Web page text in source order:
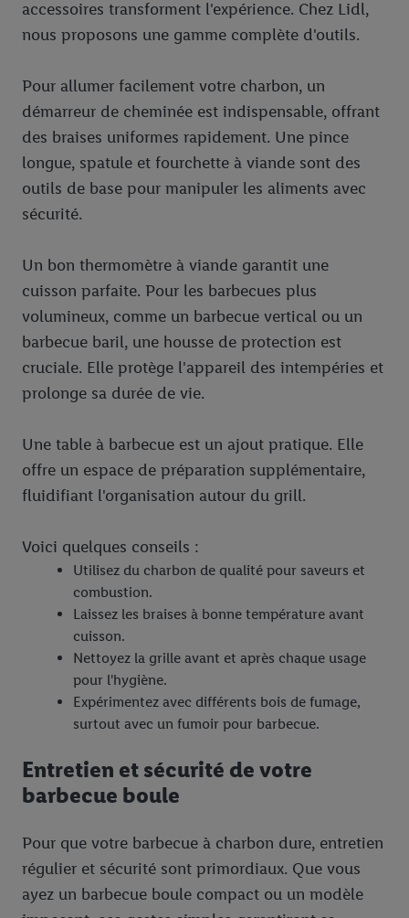
accessoires transforment l'expérience. Chez Lidl,
nous proposons une gamme complète d'outils.
Pour allumer facilement votre charbon, un
démarreur de cheminée est indispensable, offrant
des braises uniformes rapidement. Une pince
longue, spatule et fourchette à viande sont des
outils de base pour manipuler les aliments avec
sécurité.
Un bon thermomètre à viande garantit une
cuisson parfaite. Pour les barbecues plus
volumineux, comme un barbecue vertical ou un
barbecue baril, une housse de protection est
cruciale. Elle protège l'appareil des intempéries et
prolonge sa durée de vie.
Une table à barbecue est un ajout pratique. Elle
offre un espace de préparation supplémentaire,
fluidifiant l'organisation autour du grill.
Voici quelques conseils :
Utilisez du charbon de qualité pour saveurs et
combustion.
Laissez les braises à bonne température avant
cuisson.
Nettoyez la grille avant et après chaque usage
pour l'hygiène.
Expérimentez avec différents bois de fumage,
surtout avec un fumoir pour barbecue.
Entretien et sécurité de votre
barbecue boule
Pour que votre barbecue à charbon dure, entretien
régulier et sécurité sont primordiaux. Que vous
ayez un barbecue boule compact ou un modèle